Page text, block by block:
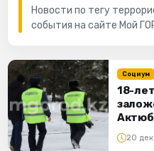
Новости по тегу
события на сайте Мой
Социум
18-
20